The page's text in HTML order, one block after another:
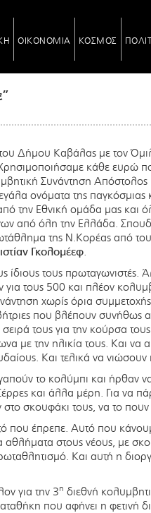
ΟΙΚΟΝΟΜΙΑ ΚΟΣΜΟΣ
Δήμου Καβάλας με τον
κάθε ευρώ
Συνάντηση
ονόματα της
την Εθνική ομάδα μας και
από όλη την Ελλάδα.
της Ν.Κορέας από
Γκολομέεφ.
τους πρωταγωνιστές.
τους 500 και πλέον
χωρίς όρια
που βλέπουν συνήθως
τους για την κούρσα
με την ηλικία τους. Και να
Και τελικά να νιώσουν
το κολύμπι και ήρθαν
και άλλα μέρη. Για να
σκουφάκι τους, να το πουν
που έπρεπε. Αυτό που
στους νέους, με
Και αυτή η
για την 3η διεθνή
που αφήνει η φετινή